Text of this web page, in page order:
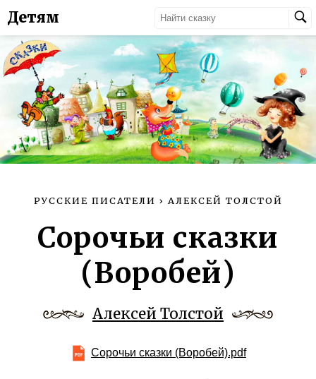
Детям
РУССКИЕ ПИСАТЕЛИ › АЛЕКСЕЙ ТОЛСТОЙ
Сорочьи сказки
(Воробей)
Алексей Толстой
Сорочьи сказки (Воробей).pdf